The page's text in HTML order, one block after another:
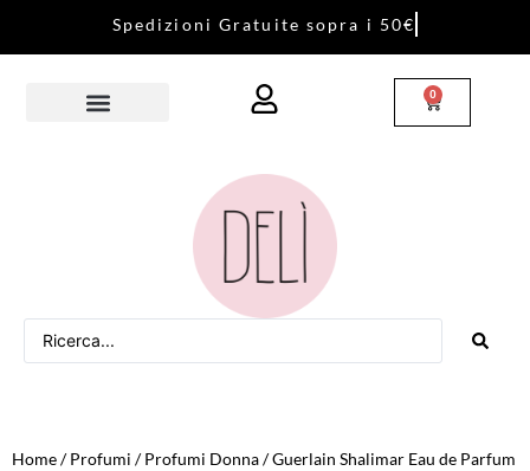
Sped izi on i Gratu ite sopra i 50€
0
Home/Profumi /Profumi Donna/ Guerlain Shalimar Eau de Parfum